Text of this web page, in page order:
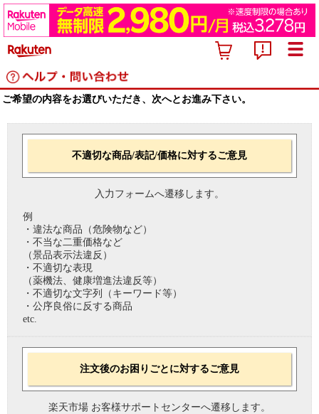
ご希望の内容をお選びいただき、次へとお進み下さい。
不適切な商品/表記/価格に対するご意見
入力フォームへ遷移します。
例
・違法な商品（危険物など）
・不当な二重価格など
（景品表示法違反）
・不適切な表現
（薬機法、健康増進法違反等）
・不適切な文字列（キーワード等）
・公序良俗に反する商品
etc.
注文後のお困りごとに対するご意見
楽天市場 お客様サポートセンターへ遷移します。